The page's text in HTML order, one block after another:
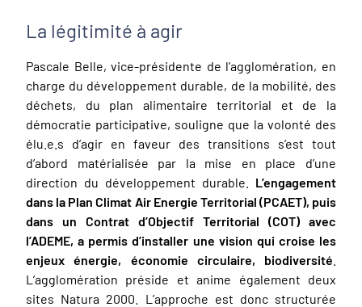
La légitimité à agir
Pascale Belle, vice-présidente de l’agglomération, en
charge du développement durable, de la mobilité, des
déchets, du plan alimentaire territorial et de la
démocratie participative, souligne que la volonté des
élu.e.s d’agir en faveur des transitions s’est tout
d’abord matérialisée par la mise en place d’une
direction du développement durable. L’engagement
dans la Plan Climat Air Energie Territorial (PCAET), puis
dans un Contrat d’Objectif Territorial (COT) avec
l’ADEME, a permis d’installer une vision qui croise les
enjeux énergie, économie circulaire, biodiversité
L’agglomération préside et anime également deux
sites Natura 2000. L’approche est donc structurée